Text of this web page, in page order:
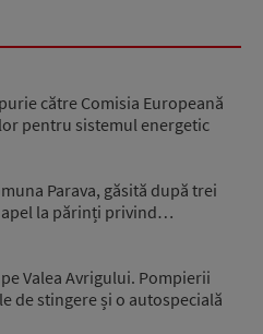
către Comisia Europeană
pentru sistemul energetic
Parava, găsită după trei
apel la părinți privind…
Valea Avrigului. Pompierii
de stingere și o autospecială